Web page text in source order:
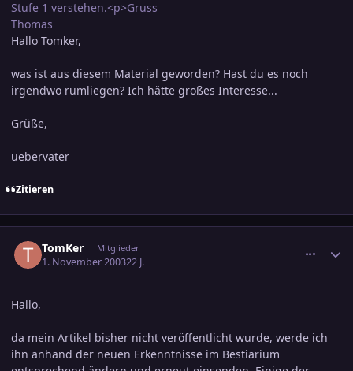
Stufe 1 verstehen.<p>Gruss
Thomas
Hallo Tomker,
was ist aus diesem Material geworden? Hast du es noch
irgendwo rumliegen? Ich hätte großes Interesse...
Grüße,
uebervater
Zitieren
TomKer Mitglieder
1. November 200322 J.
Hallo,
da mein Artikel bisher nicht veröffentlicht wurde, werde ich
ihn anhand der neuen Erkenntnisse im Bestiarium